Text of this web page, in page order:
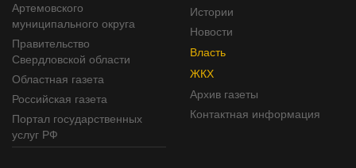
Артемовского
муниципального округа
Правительство
Свердловской области
Областная газета
Российская газета
Портал государственных
услуг РФ
Истории
Новости
Власть
ЖКХ
Архив газеты
Контактная информация